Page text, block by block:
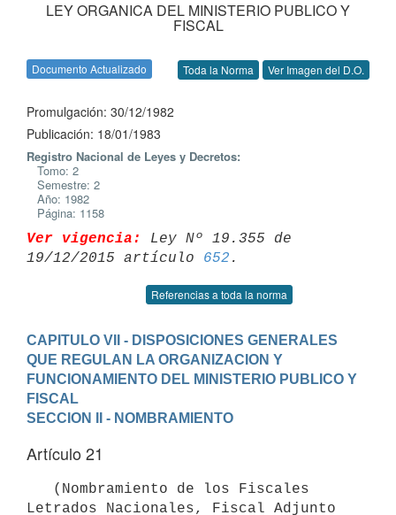
LEY ORGANICA DEL MINISTERIO PUBLICO Y
FISCAL
Documento Actualizado Toda la Norma Ver Imagen del D.O.
Promulgación: 30/12/1982
Publicación: 18/01/1983
Registro Nacional de Leyes y Decretos:
Tomo: 2
Semestre: 2
Año: 1982
Página: 1158
Ver vigencia:
Ley Nº 19.355 de
19/12/2015 artículo 652
Referencias a toda la norma
CAPITULO VII - DISPOSICIONES GENERALES
QUE REGULAN LA ORGANIZACION Y
FUNCIONAMIENTO DEL MINISTERIO PUBLICO Y
FISCAL
SECCION II - NOMBRAMIENTO
Artículo 21
Letrados Nacionales, Fiscal Adjunto